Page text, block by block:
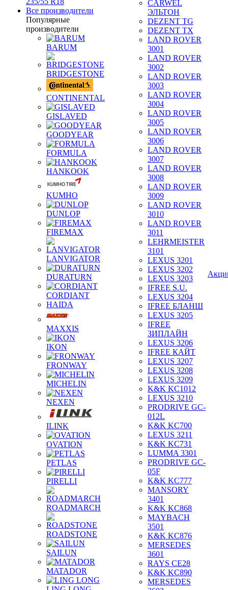
Все производители
Популярные
производители
BARUM
BRIDGESTONE
CONTINENTAL
GISLAVED
GOODYEAR
FORMULA
HANKOOK
KUMHO
DUNLOP
FIREMAX
LANVIGATOR
DURATURN
CORDIANT
HAIDA
MAXXIS
IKON
FRONWAY
MICHELIN
NEXEN
ILINK
OVATION
PETLAS
PIRELLI
ROADMARCH
ROADSTONE
SAILUN
MATADOR
CARWEL
ЭЛЬТОН
DEZENT TG
DEZENT TX
LAND ROVER
3001
LAND ROVER
3002
LAND ROVER
3003
LAND ROVER
3004
LAND ROVER
3005
LAND ROVER
3006
LAND ROVER
3007
LAND ROVER
3008
LAND ROVER
3009
LAND ROVER
3010
LAND ROVER
3011
LEHRMEISTER
3101
LEXUS 3201
LEXUS 3202
LEXUS 3203
IFREE S.U.
LEXUS 3204
IFREE БЛАНШ
LEXUS 3205
IFREE
ЗИПЛАЙН
LEXUS 3206
IFREE КАЙТ
LEXUS 3207
LEXUS 3208
LEXUS 3209
K&K KC1012
LEXUS 3210
PRODRIVE GC-
012L
K&K KC700
LEXUS 3211
K&K KC731
LUMMA 3301
PRODRIVE GC-
05F
K&K KC777
MANSORY
3401
K&K KC868
MAYBACH
3501
K&K KC876
MERSEDES
3601
RAYS CE28
K&K KC890
MERSEDES